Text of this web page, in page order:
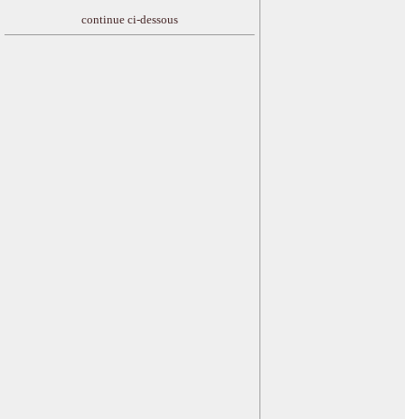
continue ci-dessous